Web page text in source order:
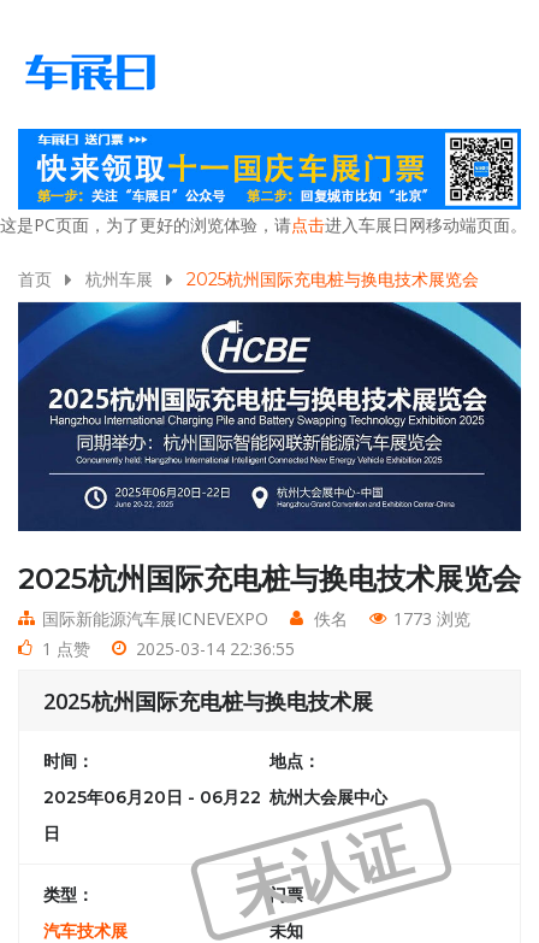
这是PC页面，为了更好的浏览体验，请点击进入车展日网移动端页面。
首页 杭州车展 2025杭州国际充电桩与换电技术展览会
2025杭州国际充电桩与换电技术展览会
国际新能源汽车展ICNEVEXPO 佚名
1773 浏览
1 点赞
2025-03-14 22:36:55
2025杭州国际充电桩与换电技术展
未认证
时间：
2025年06月20日 - 06月22
日
地点：
杭州大会展中心
类型：
汽车技术展
门票：
未知